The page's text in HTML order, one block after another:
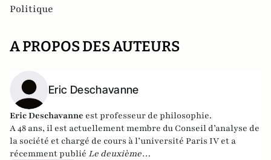
Politique
A PROPOS DES AUTEURS
Eric Deschavanne
Eric Deschavanne est professeur de philosophie.
A 48 ans, il est actuellement membre du Conseil d’analyse de
la société et chargé de cours à l’université Paris IV et a
récemment publié Le deuxième